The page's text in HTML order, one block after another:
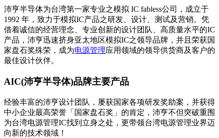
沛亨半导体为台湾第一家专业之模拟 IC fabless公司，成立于
1992 年，致力于模拟IC产品之研发、设计、测试及营销。凭
借着诚信的经营理念、专业创新的设计团队、高质量水平的IC
产品，沛亨迅速挤身亚太地区模拟IC之领导品牌，并且荣获国
家盘石奖殊荣，成为电源管理应用领域的领导供货商及客户的
最佳设计伙伴。
AIC(沛亨半导体)品牌主要产品
经验丰富的沛亨设计团队，屡获国家各项研发奖助案，并获得
中小企业最高荣誉「国家盘石奖」的肯定，沛亨不但突破重围
为台湾电源管理IC找到立身之处，更带领台湾电源管理业界迈
向新的技术领域！